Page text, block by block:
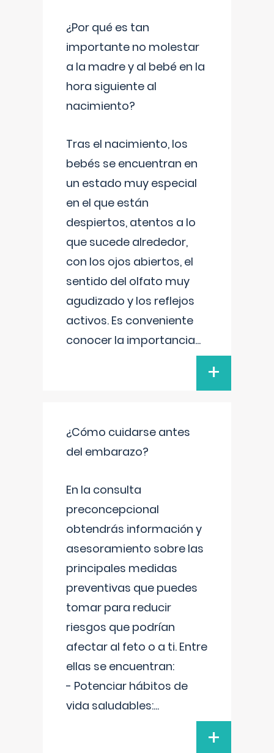
¿Por qué es tan
importante no molestar
a la madre y al bebé en la
hora siguiente al
nacimiento?
Tras el nacimiento, los
bebés se encuentran en
un estado muy especial
en el que están
despiertos, atentos a lo
que sucede alrededor,
con los ojos abiertos, el
sentido del olfato muy
agudizado y los reflejos
activos. Es conveniente
conocer la importancia...
+
¿Cómo cuidarse antes
del embarazo?
En la consulta
preconcepcional
obtendrás información y
asesoramiento sobre las
principales medidas
preventivas que puedes
tomar para reducir
riesgos que podrían
afectar al feto o a ti. Entre
ellas se encuentran:
- Potenciar hábitos de
vida saludables:...
+